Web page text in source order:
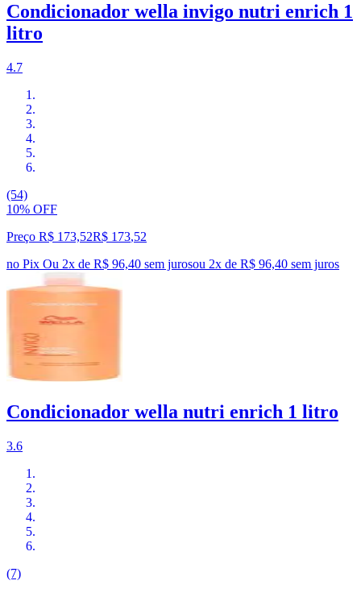
Condicionador wella invigo nutri enrich 1
litro
4.7
(54)
10% OFF
Preço R$ 173,52R$ 173,52
no Pix Ou 2x de R$ 96,40 sem jurosou 2x de R$ 96,40 sem juros
Condicionador wella nutri enrich 1 litro
3.6
(7)